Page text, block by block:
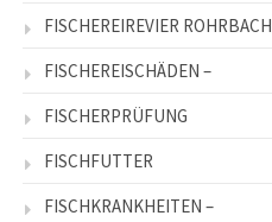
FISCHEREIREVIER ROHRBACH
FISCHEREISCHÄDEN –
FISCHERPRÜFUNG
FISCHFUTTER
FISCHKRANKHEITEN –